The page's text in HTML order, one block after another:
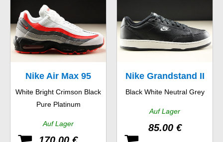
Nike Air Max 95
Essential
White Bright Crimson Black
Pure Platinum
Auf Lager
Nike Grandstand II
Black White Neutral Grey
Auf Lager
85.00 €